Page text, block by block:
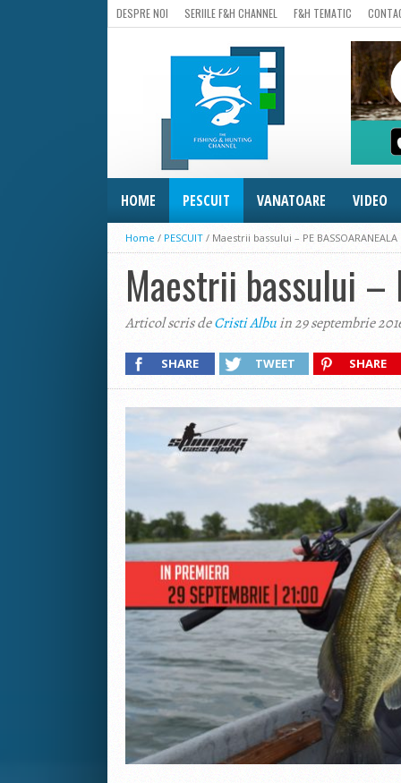
DESPRE NOI SERIILE F&H CHANNEL F&H TEMATIC
HOME PESCUIT VANATOARE VIDEO
Home / PESCUIT / Maestrii bassului – PE BASSOARANEALA
Maestrii bassului –
Articol scris deCristi Albuin 29 septembrie
SHARE TWEET SHARE